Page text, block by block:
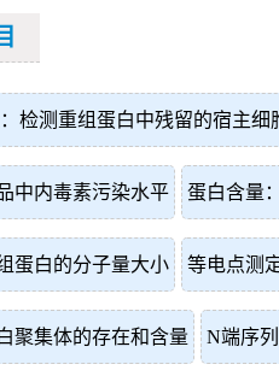
检测重组蛋白中残留的宿主细
中内毒素污染水平 蛋白含量
蛋白的分子量大小 等电点测
聚集体的存在和含量 N端序